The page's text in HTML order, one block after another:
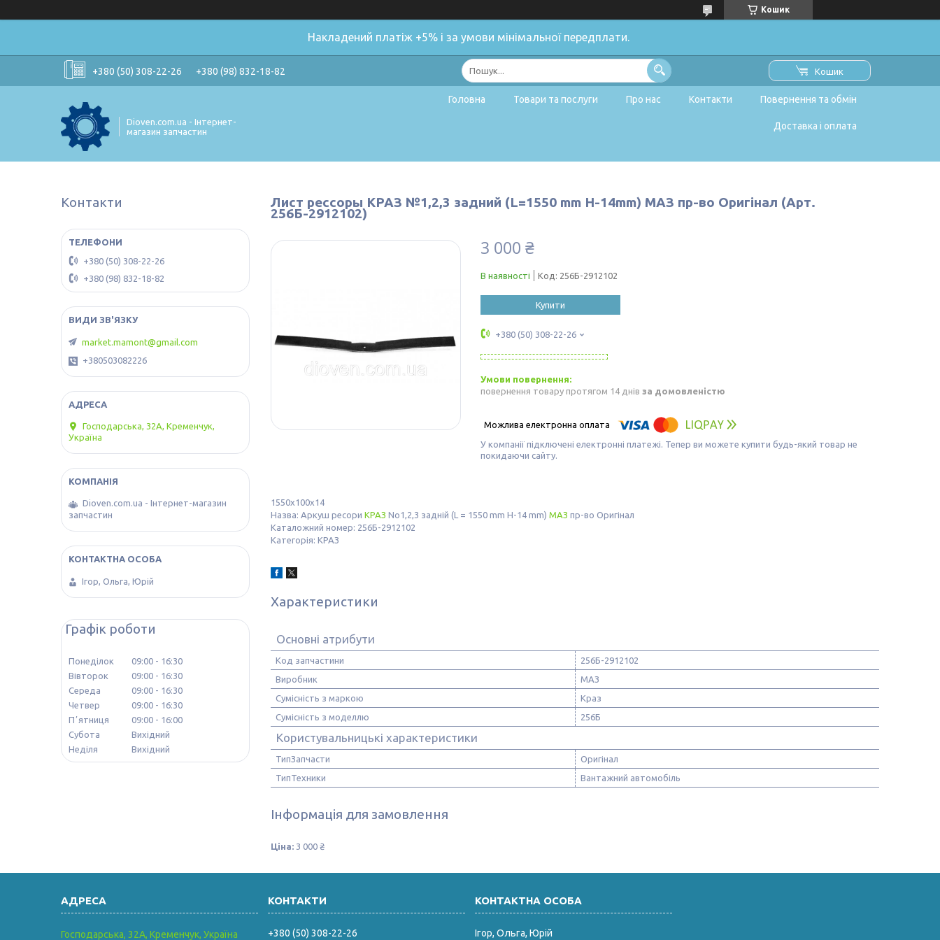
Кошик
Накладений платіж +5% і за умови мінімальної передплати.
+380 (50) 308-22-26 +380 (98) 832-18-82 Кошик
Dioven.com.ua - Інтернет-
магазин запчастин
Головна Товари та послуги Про нас Контакти Повернення та обмін
Доставка і оплата
Лист рессоры КРАЗ №1,2,3 задний (L=1550 mm H-14mm) МАЗ пр-во Оригінал (Арт.
256Б-2912102)
3 000 ₴
В наявності Код: 256Б-2912102
Купити
+380 (50) 308-22-26
повернення товару протягом 14 днів за домовленістю
У компанії підключені електронні платежі. Тепер ви можете купити будь-який товар не
покидаючи сайту.
1550х100х14
Назва: Аркуш ресори КРАЗ No1,2,3 задній (L = 1550 mm H-14 mm) МАЗ пр-во Оригінал
Каталожний номер: 256Б-2912102
Категорія: КРАЗ
Характеристики
Основні атрибути
Код запчастини
256Б-2912102
Виробник
МАЗ
Сумісність з маркою
Краз
Сумісність з моделлю
256Б
Користувальницькі характеристики
ТипЗапчасти
Оригінал
ТипТехники
Вантажний автомобіль
Інформація для замовлення
Ціна: 3 000 ₴
Контакти
+380 (50) 308-22-26
+380 (98) 832-18-82
market.mamont@gmail.com
+380503082226
Господарська, 32А, Кременчук,
Україна
Dioven.com.ua - Інтернет-магазин
запчастин
Ігор, Ольга, Юрій
Графік роботи
Понеділок 09:00
16:30
Вівторок
09:00
16:30
Середа
09:00
16:30
Четвер
09:00
16:30
Пʼятниця
09:00
16:00
Субота
Вихідний
Неділя
Вихідний
Господарська, 32А, Кременчук, Україна +380 (50) 308-22-26 Ігор, Ольга, Юрій